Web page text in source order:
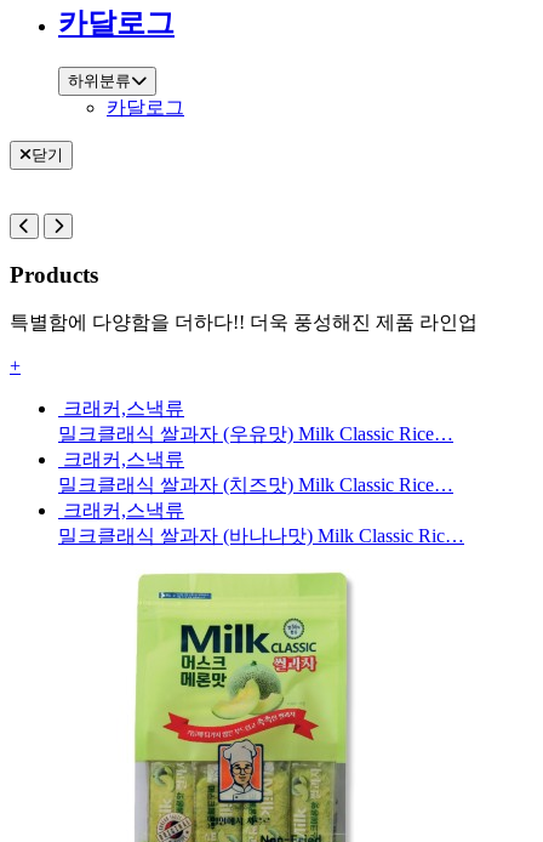
카달로그
하위분류
카달로그
닫기
Products
특별함에 다양함을 더하다!! 더욱 풍성해진 제품 라인업
+
크래커,스낵류
밀크클래식 쌀과자 (우유맛) Milk Classic Rice…
크래커,스낵류
밀크클래식 쌀과자 (치즈맛) Milk Classic Rice…
크래커,스낵류
밀크클래식 쌀과자 (바나나맛) Milk Classic Ric…